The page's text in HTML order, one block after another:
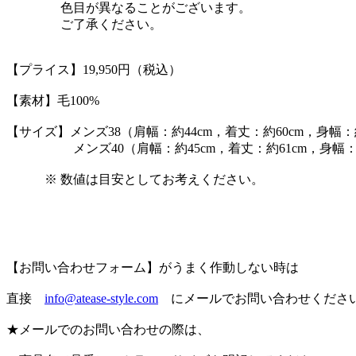
色目が異なることがございます。
ご了承ください。
【プライス】19,950円（税込）
【素材】毛100%
【サイズ】メンズ38（肩幅：約44cm，着丈：約60cm，身幅：
メンズ40（肩幅：約45cm，着丈：約61cm，身幅：
※ 数値は目安としてお考えください。
【お問い合わせフォーム】がうまく作動しない時は
直接 info@atease-style.com にメールでお問い合わせくださ
★メールでのお問い合わせの際は、